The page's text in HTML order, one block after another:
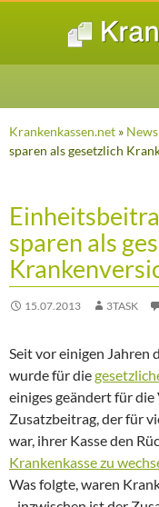
SPRINGEN
Krankenkassen.net » News
sparen als gesetzlich
sparen als
15.07.2013 3TASK
Seit vor einigen Jahren
wurde für die
einiges geändert für
Zusatzbeitrag, der für
war, ihrer Kasse den
Krankenkasse zu
Was folgte, waren